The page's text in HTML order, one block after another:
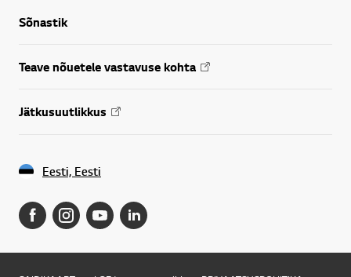
Sõnastik
Teave nõuetele vastavuse kohta
Jätkusuutlikkus
Eesti, Eesti